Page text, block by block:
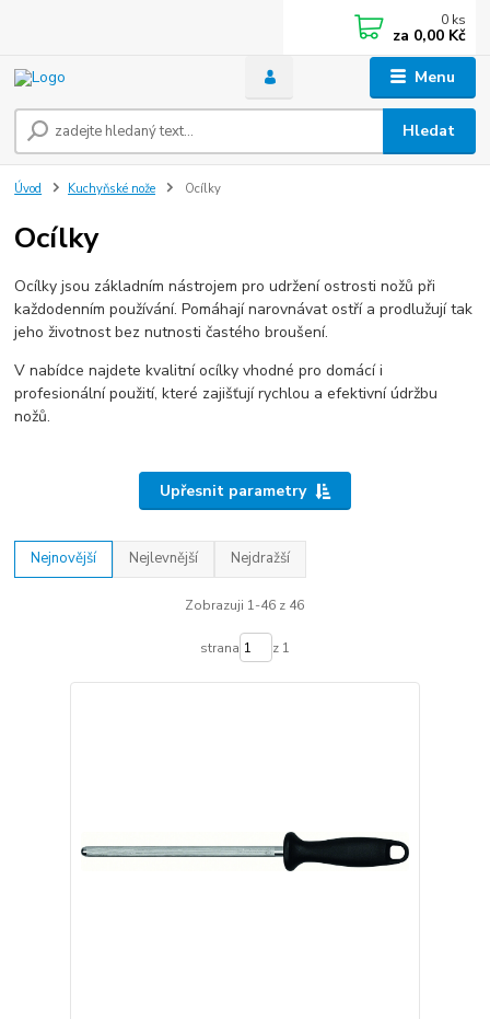
Menu
Hledat
0 ks
za 0,00 Kč
Úvod Kuchyňské nože Ocílky
Ocílky
Ocílky jsou základním nástrojem pro udržení ostrosti nožů při
každodenním používání. Pomáhají narovnávat ostří a prodlužují tak
jeho životnost bez nutnosti častého broušení.
V nabídce najdete kvalitní ocílky vhodné pro domácí i
profesionální použití, které zajišťují rychlou a efektivní údržbu
nožů.
Upřesnit parametry
Nejnovější Nejlevnější Nejdražší
Zobrazuji 1-46 z 46
strana z 1